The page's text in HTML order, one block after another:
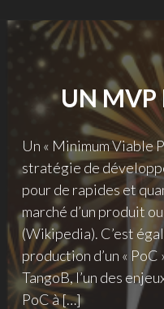
UN MVP
Un « Minimum Viable
stratégie de
pour de rapides et
marché d’un produit
(Wikipedia). C’est
production d’un «
TangoB, l’un des
PoC à […]